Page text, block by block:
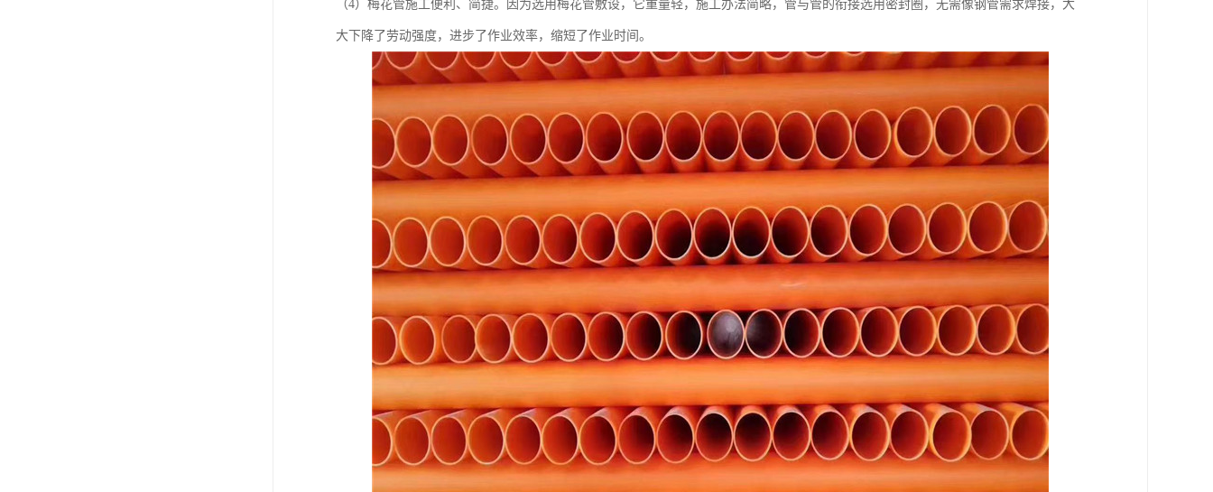
（4）梅花管施工便利、简捷。因为选用梅花管敷设，它重量轻，施工办法简略，管与管的衔接选用密封圈，无需像钢管需求焊接，大
大下降了劳动强度，进步了作业效率，缩短了作业时间。